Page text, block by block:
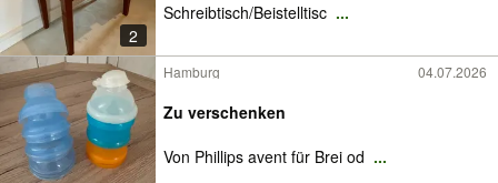
2
Schreibtisch/Beistelltisc ...
Hamburg 04.07.2026
Zu verschenken
Von Phillips avent für Brei od ...